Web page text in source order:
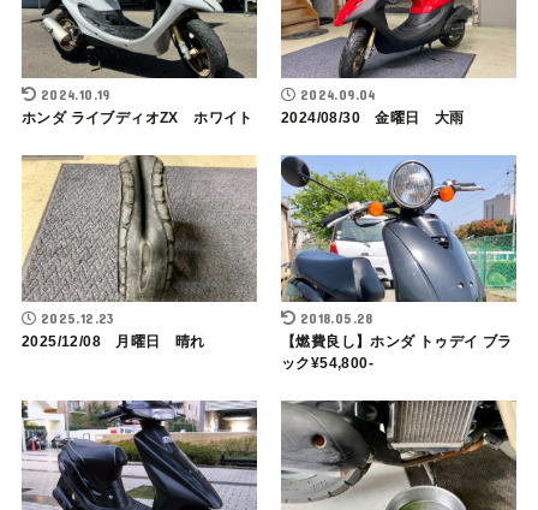
2024.10.19
ホンダ ライブディオZX ホワイト
2024.09.04
2024/08/30 金曜日 大雨
2025.12.23
2025/12/08 月曜日 晴れ
2018.05.28
【燃費良し】ホンダ トゥデイ ブラ
ック¥54,800-